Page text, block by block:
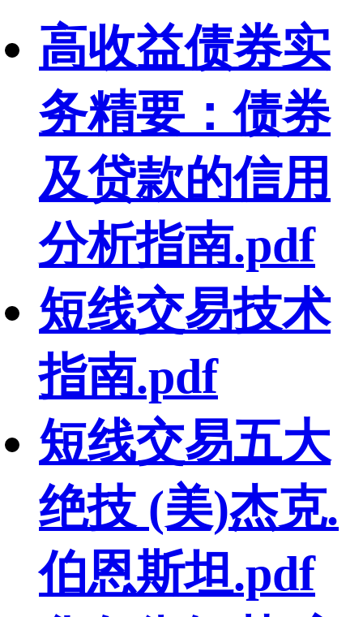
高收益债券实
务精要：债券
及贷款的信用
分析指南.pdf
短线交易技术
指南.pdf
短线交易五大
绝技 (美)杰克.
伯恩斯坦.pdf